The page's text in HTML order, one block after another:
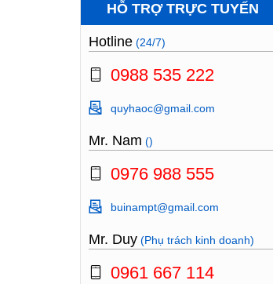
HỖ TRỢ TRỰC TUYẾN
Hotline (24/7)
0988 535 222
quyhaoc@gmail.com
Mr. Nam ()
0976 988 555
buinampt@gmail.com
Mr. Duy (Phụ trách kinh doanh)
0961 667 114